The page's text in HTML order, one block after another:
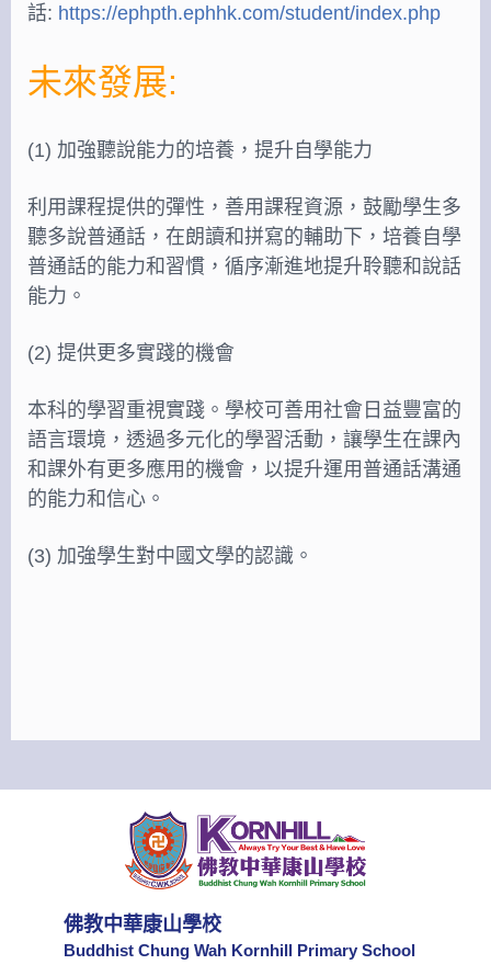
話: https://ephpth.ephhk.com/student/index.php
未來發展:
(1) 加強聽說能力的培養，提升自學能力
利用課程提供的彈性，善用課程資源，鼓勵學生多
聽多說普通話，在朗讀和拼寫的輔助下，培養自學
普通話的能力和習慣，循序漸進地提升聆聽和說話
能力。
(2) 提供更多實踐的機會
本科的學習重視實踐。學校可善用社會日益豐富的
語言環境，透過多元化的學習活動，讓學生在課內
和課外有更多應用的機會，以提升運用普通話溝通
的能力和信心。
(3) 加強學生對中國文學的認識。
佛教中華康山學校
Buddhist Chung Wah Kornhill Primary School